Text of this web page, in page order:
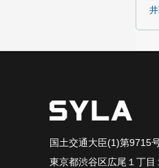
国土交通大臣(1)第9715
東京都渋谷区広尾１丁